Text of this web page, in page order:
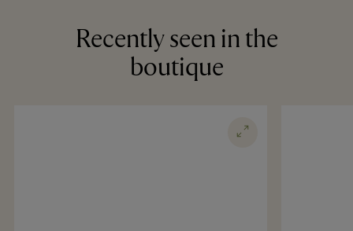
Recently seen in the
boutique